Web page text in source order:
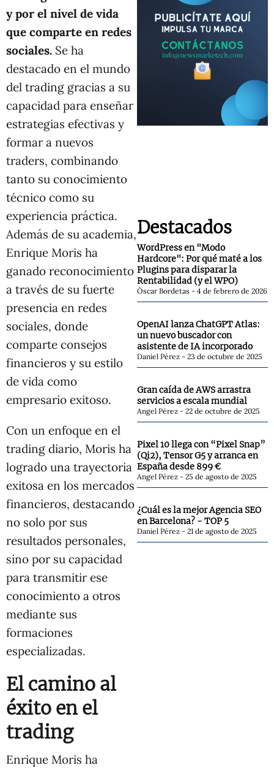
y por el nivel de vida
que comparte en redes
sociales. Se ha
destacado en el mundo
del trading gracias a su
capacidad para enseñar
estrategias efectivas y
formar a nuevos
traders, combinando
tanto su conocimiento
técnico como su
experiencia práctica.
Además de su academia,
Enrique Moris ha
ganado reconocimiento
a través de su fuerte
presencia en redes
sociales, donde
comparte consejos
financieros y su estilo
de vida como
empresario exitoso.
Con un enfoque en el
trading diario, Moris ha
logrado una trayectoria
exitosa en los mercados
financieros, destacando
no solo por sus
resultados personales,
sino por su capacidad
para transmitir ese
conocimiento a otros
mediante sus
formaciones
especializadas.
El camino al
éxito en el
trading
Enrique Moris ha
Destacados
WordPress en "Modo
Hardcore": Por qué maté a los
Plugins para disparar la
Rentabilidad (y el WPO)
Òscar Bordetas 4 de febrero de 2026
OpenAI lanza ChatGPT Atlas:
un nuevo buscador con
asistente de IA incorporado
Daniel Pérez 23 de octubre de 2025
Gran caída de AWS arrastra
servicios a escala mundial
Angel Pérez 22 de octubre de 2025
Pixel 10 llega con “Pixel Snap”
(Qi2), Tensor G5 y arranca en
España desde 899 €
Angel Pérez 25 de agosto de 2025
¿Cuál es la mejor Agencia SEO
en Barcelona? - TOP 5
Daniel Pérez 21 de agosto de 2025